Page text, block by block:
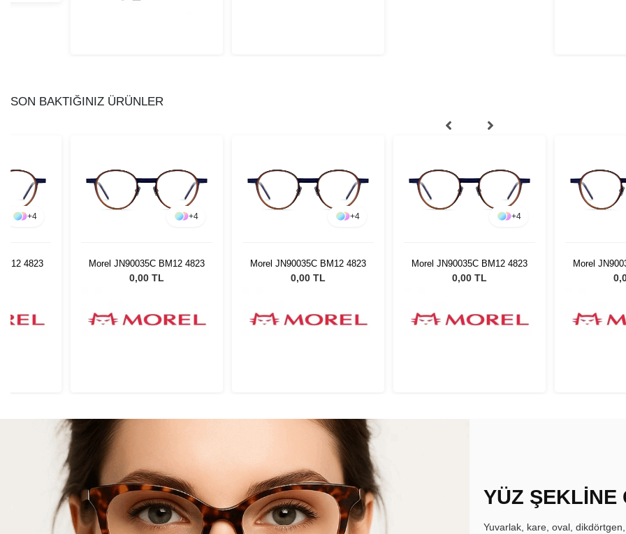
SON BAKTIĞINIZ ÜRÜNLER
+4
4823
+4
Morel JN90035C BM12 4823
0,00 TL
+4
Morel JN90035C BM12 4823
0,00 TL
+4
Morel JN90035C BM12 4823
0,00 TL
Morel
YÜZ ŞEKLİNE
Yuvarlak, kare, oval,